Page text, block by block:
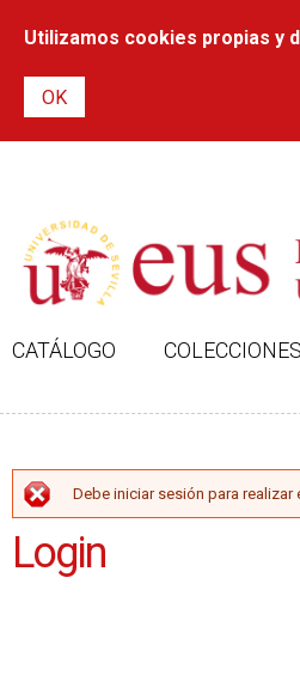
Utilizamos cookies propias y
CATÁLOGO COLECCIONES
MENSAJE DE
Debe iniciar sesión para realizar
Login